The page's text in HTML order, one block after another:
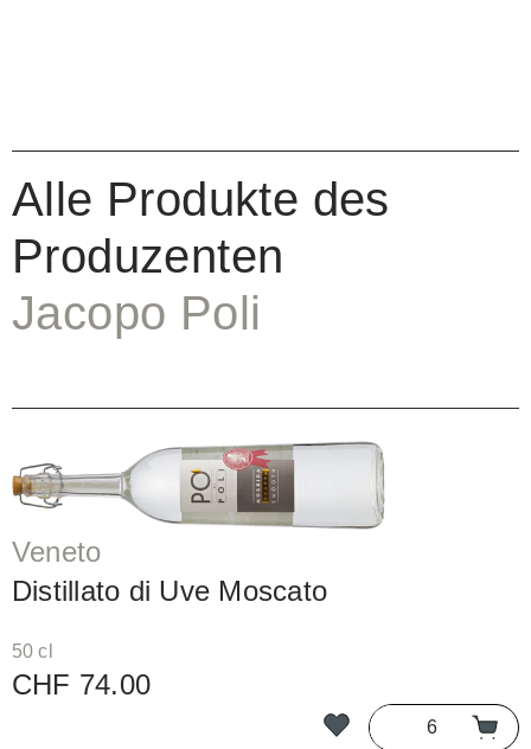
Alle Produkte des
Produzenten
Jacopo Poli
Veneto
Distillato di Uve Moscato
50 cl
CHF 74.00